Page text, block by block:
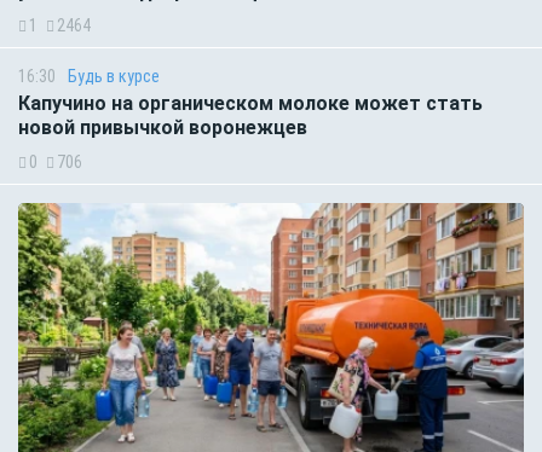
1 2464
16:30 Будь в курсе
Капучино на органическом молоке может стать
новой привычкой воронежцев
0 706